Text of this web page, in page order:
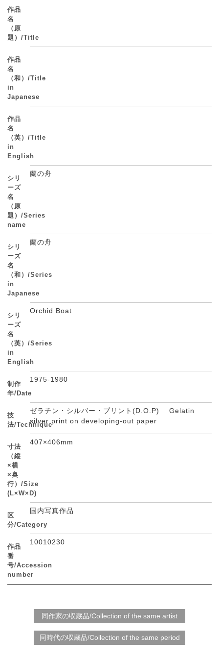
作品
名
（原
題）/Title
作品
名
（和）/Title
in
Japanese
作品
名
（英）/Title
in
English
シリ
ーズ
名
（原
題）/Series
name
蘭の舟
シリ
ーズ
名
（和）/Series
in
Japanese
蘭の舟
シリ
ーズ
名
（英）/Series
in
English
Orchid Boat
制作
年/Date
1975-1980
技
法/Technique
ゼラチン・シルバー・プリント(D.O.P) Gelatin
silver print on developing-out paper
寸法
（縦
×横
×奥
行）/Size
(L×W×D)
407×406mm
区
分/Category
国内写真作品
作品
番
号/Accession
number
10010230